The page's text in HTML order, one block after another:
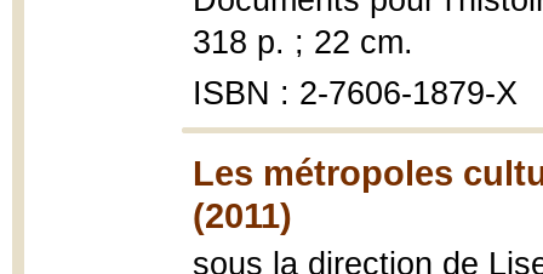
318 p. ; 22 cm.
ISBN : 2-7606-1879-X
Les métropoles
(2011)
sous la direction de